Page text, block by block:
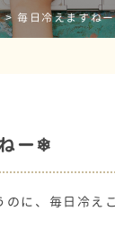
>毎日冷えますね
ー❄
のに、毎日冷え